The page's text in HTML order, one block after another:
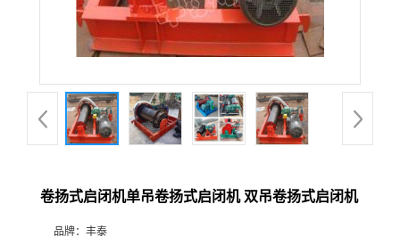
卷扬式启闭机单吊卷扬式启闭机 双吊卷扬式启闭机
品牌： 丰泰